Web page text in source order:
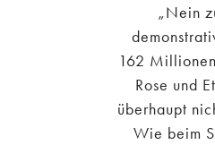
„Nein
162
Rose und
überhaupt
Wie beim